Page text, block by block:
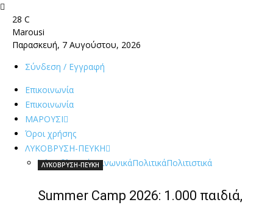
28 C
Marousi
Παρασκευή, 7 Αυγούστου, 2026
Σύνδεση / Εγγραφή
Επικοινωνία
Επικοινωνία
ΜΑΡΟΥΣΙ
Όροι χρήσης
ΛΥΚΟΒΡΥΣΗ-ΠΕΥΚΗ
ΌλαΑθλητικάΚοινωνικάΠολιτικάΠολιτιστικά
ΛΥΚΟΒΡΥΣΗ-ΠΕΥΚΗ
Summer Camp 2026: 1.000 παιδιά,